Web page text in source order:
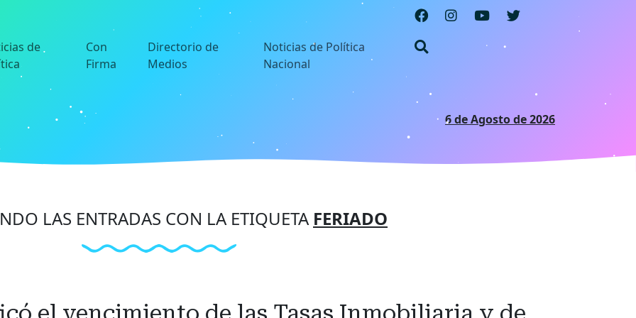
de
Con
Firma
Directorio de
Medios
Noticias de Política
Nacional
6 de Agosto de 2026
LAS ENTRADAS CON LA ETIQUETA FERIADO